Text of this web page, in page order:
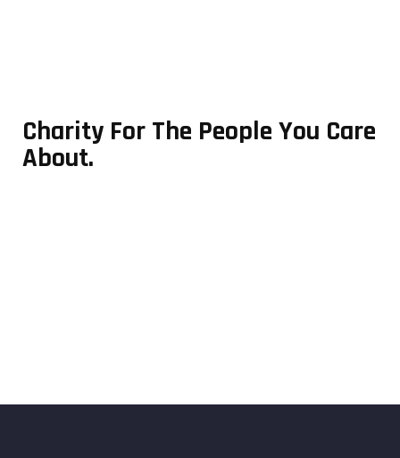
Charity For The People You Care
About.